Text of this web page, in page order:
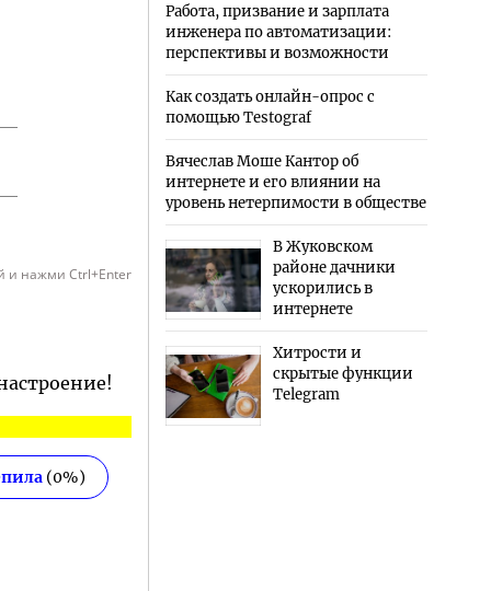
и нажми Ctrl+Enter
(0%)
Работа, призвание и зарплата
инженера по автоматизации:
перспективы и возможности
Как создать онлайн-опрос с
помощью Testograf
Вячеслав Моше Кантор об
интернете и его влиянии на
уровень нетерпимости в обществе
В Жуковском
районе дачники
ускорились в
интернете
Хитрости и
скрытые функции
Telegram